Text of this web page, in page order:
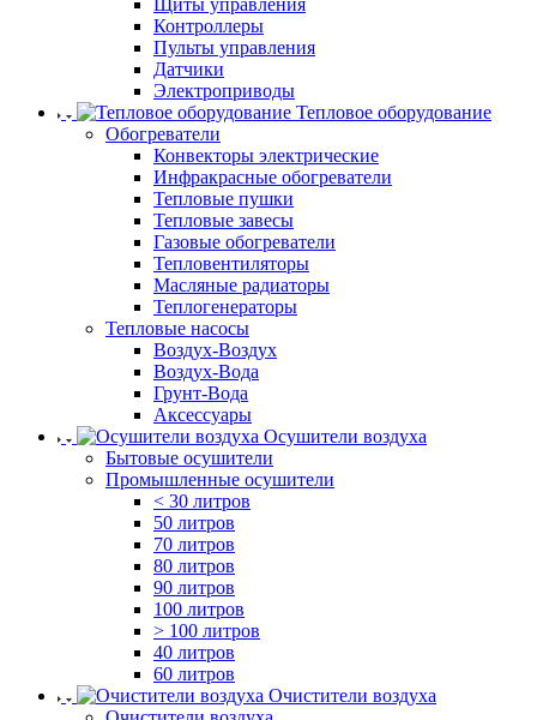
Щиты управления
Контроллеры
Пульты управления
Датчики
Электроприводы
Тепловое оборудование
Обогреватели
Конвекторы электрические
Инфракрасные обогреватели
Тепловые пушки
Тепловые завесы
Газовые обогреватели
Тепловентиляторы
Масляные радиаторы
Теплогенераторы
Тепловые насосы
Воздух-Воздух
Воздух-Вода
Грунт-Вода
Аксессуары
Осушители воздуха
Бытовые осушители
Промышленные осушители
< 30 литров
50 литров
70 литров
80 литров
90 литров
100 литров
> 100 литров
40 литров
60 литров
Очистители воздуха